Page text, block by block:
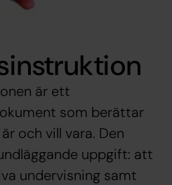
är ett
som berättar
och vill vara. Den
uppgift: att
undervisning samt